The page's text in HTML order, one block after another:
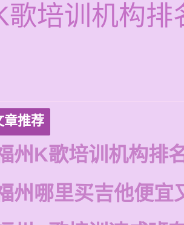
歌培训机构排
章推荐
州K歌培训机构排
州哪里买吉他便宜